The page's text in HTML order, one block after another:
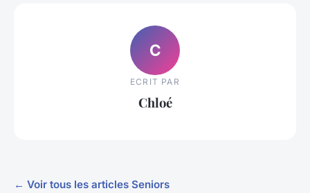
C
ECRIT PAR
Chloé
← Voir tous les articles Seniors